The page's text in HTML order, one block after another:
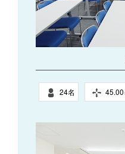
24名 45.00